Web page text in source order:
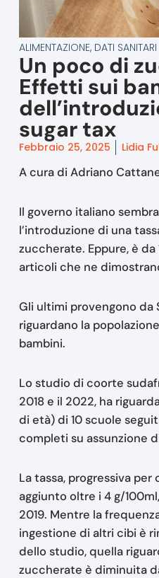
ALIMENTAZIONE, DATI SANITARI
Un poco di
Effetti sui
sugar tax
Febbraio 25, 2025 Lidia
A cura di Adriano
Il governo italiano
l’introduzione di una
zuccherate. Eppure, è
articoli che ne
Gli ultimi provengono da
riguardano la
bambini.
Lo studio di coorte
2018 e il 2022, ha
di età) di 10 scuole
completi su assunzione
La tassa, progressiva
aggiunto oltre i 4 g/
2019. Mentre la
ingestione di altri cibi è
dello studio, quella
zuccherate è diminuita